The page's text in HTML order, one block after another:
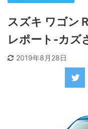
スズキ ワゴン
レポート-カズ
2019年8月28日